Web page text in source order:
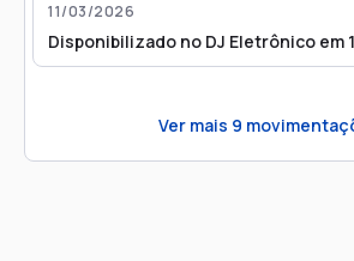
11/03/2026
Disponibilizado no DJ Eletrônico em
Ver mais 9